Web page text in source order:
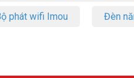
phát wifi Imou Đèn